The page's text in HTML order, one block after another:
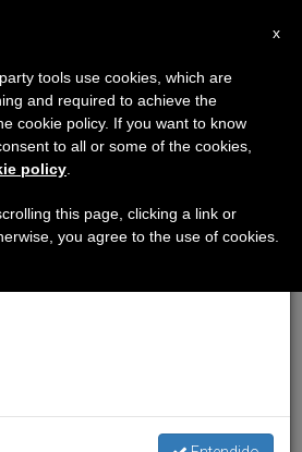
×
7 de agosto haremos la pausa
que en el periodo de verano
y también el
x
tools use cookies, which are
and required to achieve the
cookie policy. If you want to know
to all or some of the cookies,
policy
this page, clicking a link or
you agree to the use of cookies.